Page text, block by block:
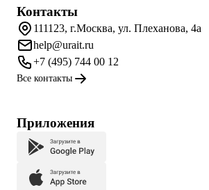
Контакты
111123, г.Москва, ул. Плеханова, 4а
help@urait.ru
+7 (495) 744 00 12
Все контакты
Приложения